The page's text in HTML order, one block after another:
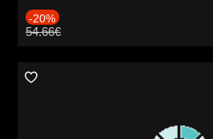
-20%
54.66€